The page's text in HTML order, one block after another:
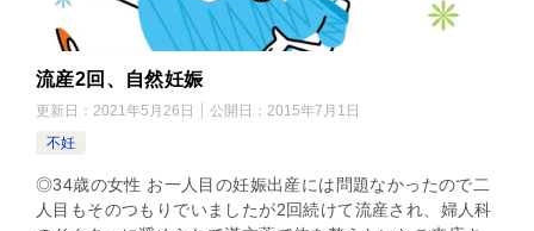
流産2回、自然妊娠
更新日： 2021年5月26日 公開日： 2015年7月1日
不妊
◎34歳の女性 お一人目の妊娠出産には問題なかったので二
人目もそのつもりでいましたが2回続けて流産され、婦人科